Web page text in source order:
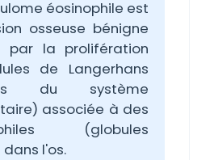
éosinophile est
osseuse bénigne
par la prolifération
de Langerhans
du système
associée à des
(globules
l'os.